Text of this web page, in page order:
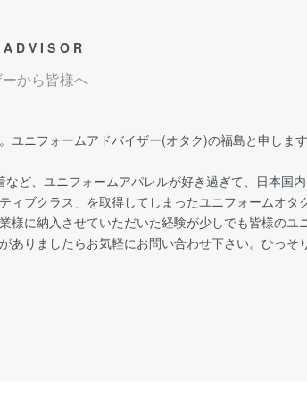
から皆様へ
ニフォームアドバイザー(オタク)の福島と申します
ど、ユニフォームアパレルが好き過ぎて、日本国
ィブクラス」 を取得してしまったユニフォームオタ
様に納入させていただいた経験が少しでも皆様のユ
ありましたらお気軽にお問い合わせ下さい。ひっそ